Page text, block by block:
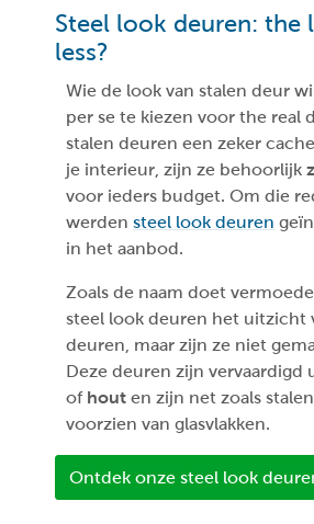
Steel look deuren: the
less?
Wie de look van stalen deur
per se te kiezen voor the real
stalen deuren een zeker
je interieur, zijn ze behoorlijk
voor ieders budget. Om die
werden steel look deuren
in het aanbod.
Zoals de naam doet
steel look deuren het uitzicht
deuren, maar zijn ze niet
Deze deuren zijn vervaardigd
of hout en zijn net zoals
voorzien van glasvlakken.
Ontdek onze steel look